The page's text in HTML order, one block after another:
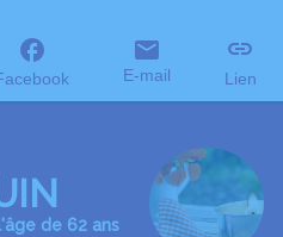
E-mail Lien
de 62 ans